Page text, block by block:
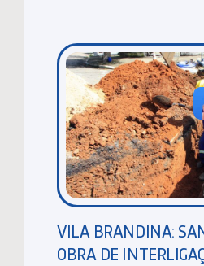
VILA BRANDINA:
OBRA DE